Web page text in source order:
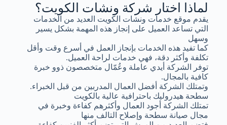
لماذا اختار شركة ونشات الكويت؟
يقدم موقع خدمات ونشات الكويت العديد من الخدمات
التي تساعد العميل على إنجاز هذه المهمة بشكل يسير
وسهل
كما تفيد هذه الخدمات بإنجاز العمل في أسرع وقت وأقل
تكلفة وأكثر دقة، فهي خدمات لراحة العميل.
توفر الشركة أيدي عاملة وعُمّال متخصصون ذوو خبرة
كافية بالمجال.
وتمتلك الشركة أفضل العمال المدربين من قبل الخبراء.
سطحة هيدروليك باحترافية عالية بالكويت
تمتلك الشركة أجود العمال وأكثرهم كفاءة وخبرة في
مجال صيانة سطحة وإصلاح التالف منها